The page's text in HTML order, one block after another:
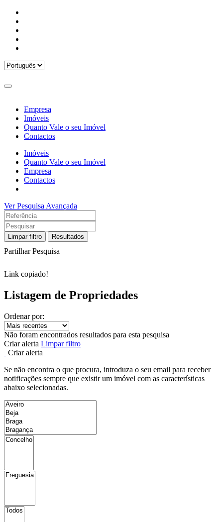
Empresa
Imóveis
Quanto Vale o seu Imóvel
Contactos
Imóveis
Quanto Vale o seu Imóvel
Empresa
Contactos
Ver Pesquisa Avançada
Limpar filtro Resultados
Partilhar Pesquisa
Link copiado!
Listagem de Propriedades
Ordenar por:
Não foram encontrados resultados para esta pesquisa
Criar alerta Limpar filtro
Criar alerta
Se não encontra o que procura, introduza o seu email para receber
notificações sempre que existir um imóvel com as características
abaixo selecionadas.